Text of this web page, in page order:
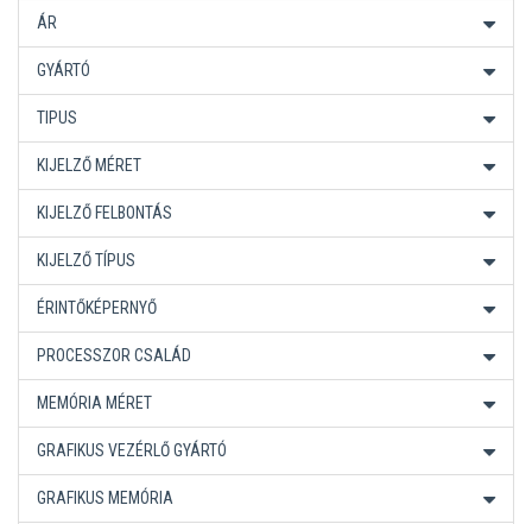
ÁR
GYÁRTÓ
TIPUS
KIJELZŐ MÉRET
KIJELZŐ FELBONTÁS
KIJELZŐ TÍPUS
ÉRINTŐKÉPERNYŐ
PROCESSZOR CSALÁD
MEMÓRIA MÉRET
GRAFIKUS VEZÉRLŐ GYÁRTÓ
GRAFIKUS MEMÓRIA